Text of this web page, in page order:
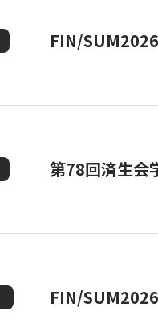
FIN/SUM2026
第78回済生会
FIN/SUM2026